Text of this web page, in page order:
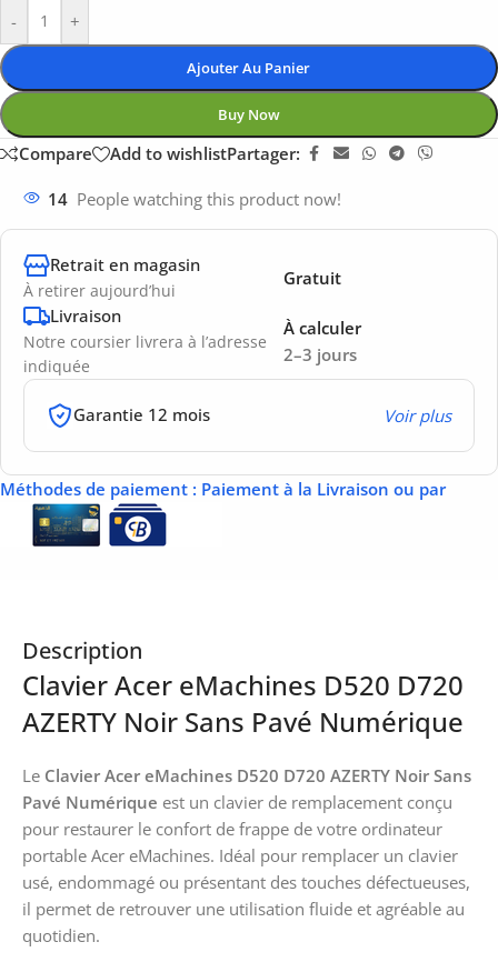
- +
Ajouter Au Panier
Buy Now
Compare Add to wishlistPartager:
14 People watching this product now!
Retrait en magasin
À retirer aujourd’hui
Gratuit
Livraison
Notre coursier livrera à l’adresse
indiquée
2–3 jours
À calculer
Garantie 12 mois Voir plus
Méthodes de paiement : Paiement à la Livraison ou par
Description
Clavier Acer eMachines D520 D720
AZERTY Noir Sans Pavé Numérique
Le Clavier Acer eMachines D520 D720 AZERTY Noir Sans
Pavé Numérique est un clavier de remplacement conçu
pour restaurer le confort de frappe de votre ordinateur
portable Acer eMachines. Idéal pour remplacer un clavier
usé, endommagé ou présentant des touches défectueuses,
il permet de retrouver une utilisation fluide et agréable au
quotidien.